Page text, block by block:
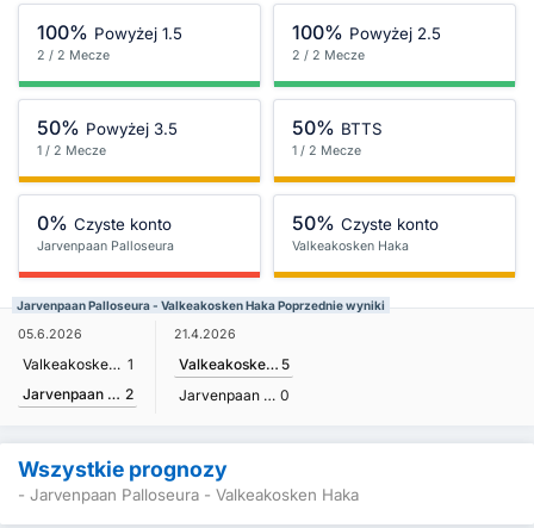
100% Powyżej 1.5
2 / 2 Mecze
100% Powyżej 2.5
2 / 2 Mecze
50% Powyżej 3.5
1 / 2 Mecze
50% BTTS
1 / 2 Mecze
0% Czyste konto
Jarvenpaan Palloseura
50% Czyste konto
Valkeakosken Haka
Jarvenpaan Palloseura - Valkeakosken Haka Poprzednie wyniki
05.6.2026
Valkeakosken Haka 1
Jarvenpaan Palloseura 2
21.4.2026
Valkeakosken Haka 5
Jarvenpaan Palloseura 0
Wszystkie prognozy
- Jarvenpaan Palloseura - Valkeakosken Haka